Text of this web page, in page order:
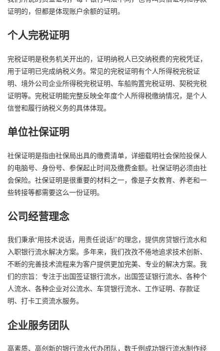
证明的，但都是体现账户余额的证明。
个人完税证明
完税证明是税务机关开出的，证明纳税人已交纳税费的完税凭证，
用于证明已完成纳税义务。常见的完税证明有个人所得税完税证
明、境外公司企业所得税完税证明、车船购置完税证明、契税完税
证明等。完税证明能完整反映全年度个人所得税缴纳情况，是个人
信誉和履行纳税义务的具体体现。
单位社保证明
社保证明是指由社保局出具的缴费清单，详细载明社会保险投保人
的电脑号、身份号、参保起止时间及缴费金额。社保证明必须由社
会保险。社保证明是很重要的材料之一，像是子女教育、养老和一
些转接等都需要这么一份证明。
公司经营理念
我们秉承“用技术说话，用责任说话!”的理念，提供房贷银行流水和
入职银行流水解决方案。多年来，我们孜孜不倦地追求技术创新、
不断的完善技术流程来为客户提供更加完美、专业的解决方案。我
们的宗旨：专注于出国签证银行流水，出国签证银行流水、各种个
人流水、各种企业对公流水、车贷银行流水、工作证明、存款证
明、打卡工资流水服务。
企业服务团队
高素质、高创新的银行流水代办团队，数千例成功银行流水制作经